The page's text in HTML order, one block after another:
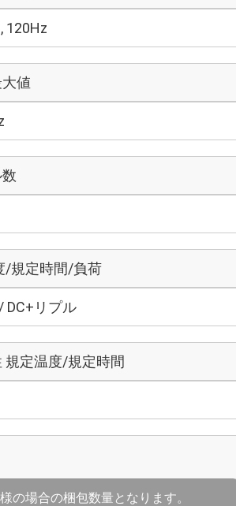
120Hz
値
/規定時間/負荷
リプル
規定温度/規定時間
の場合の梱包数量となります。